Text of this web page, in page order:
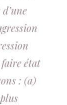
état
: (a)